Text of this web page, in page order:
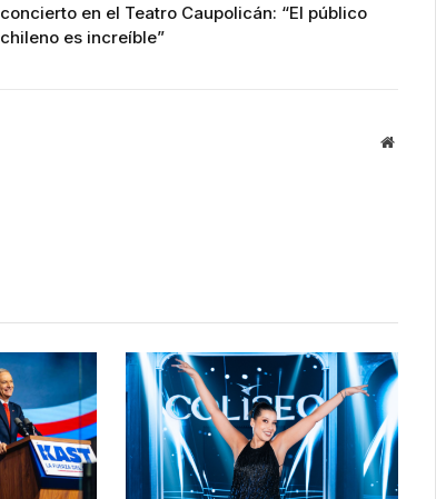
concierto en el Teatro Caupolicán: “El público
chileno es increíble”
Website